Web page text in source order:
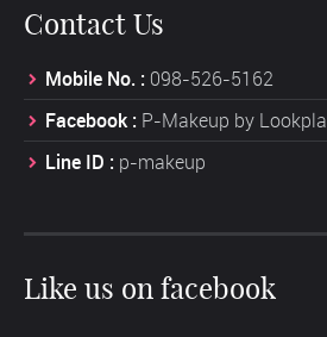
Contact Us
Mobile No. : 098-526-5162
Facebook : P-Makeup by Lookpla
Line ID : p-makeup
Like us on facebook